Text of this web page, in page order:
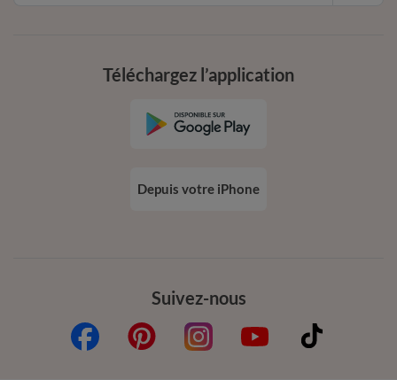
Suivez-nous
Téléchargez l’application
Depuis votre iPhone